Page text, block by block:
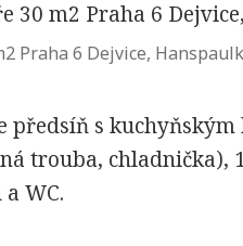
Praha 6 Dejvice,
předsíň s
trouba, chladnička),
WC.